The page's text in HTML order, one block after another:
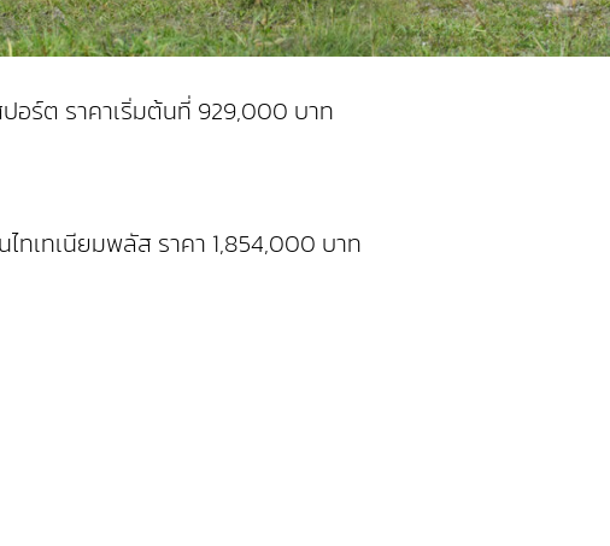
ปอร์ต ราคาเริ่มต้นที่ 929,000 บาท
ไทเทเนียมพลัส ราคา 1,854,000 บาท